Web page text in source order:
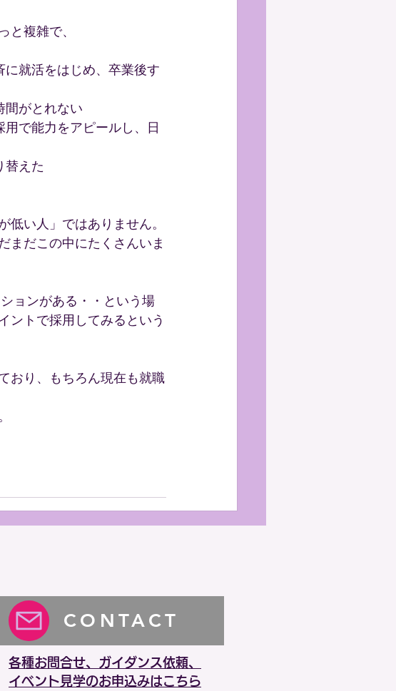
と複雑で、
就活をはじめ、卒業後す
間がとれない
で能力をアピールし、日
替えた
い人」ではありません。
まだこの中にたくさんいま
ョンがある・・という場
ントで採用してみるという
おり、もちろん現在も就職
CONTACT
各種お問合せ、ガイダンス依頼、
イベント見学のお申込みはこちら